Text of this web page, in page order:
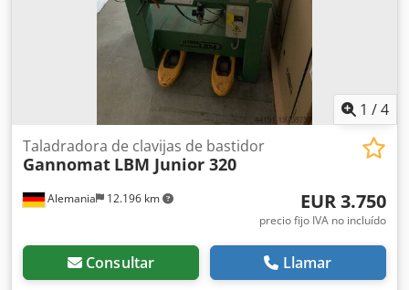
1 /4
Alemania 12.196 km
Taladradora de clavijas de bastidor
Gannomat LBM Junior 320
EUR 3.750
precio fijo IVA no incluído
Consultar Llamar